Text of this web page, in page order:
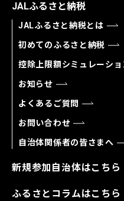
JALふるさと納税
JALふるさと納税とは
初めてのふるさと納税
控除上限額シミュレーショ
お知らせ
よくあるご質問
お問い合わせ
自治体関係者の皆さまへ
新規参加自治体はこちら
ふるさとコラムはこちら